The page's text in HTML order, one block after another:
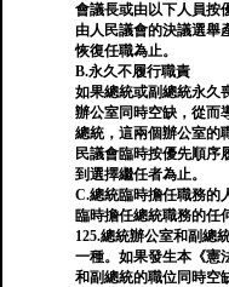
會議長或由以下人員按
由人民議會的決議選舉
恢復任職為止。
B.永久不履行職責
如果總統或副總統永久
辦公室同時空缺，從而
總統，這兩個辦公室的
民議會臨時按優先順序
到選擇繼任者為止。
C.總統臨時擔任職務的
臨時擔任總統職務的任
125.總統辦公室和副總
一種。如果發生本《憲
和副總統的職位同時空